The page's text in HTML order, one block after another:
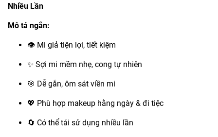
Nhiều Lần
Mô tả ngắn:
👁 Mi giả tiện lợi, tiết kiệm
✨ Sợi mi mềm nhẹ, cong tự nhiên
🎯 Dễ gắn, ôm sát viền mi
💖 Phù hợp makeup hằng ngày & đi tiệc
🔄 Có thể tái sử dụng nhiều lần